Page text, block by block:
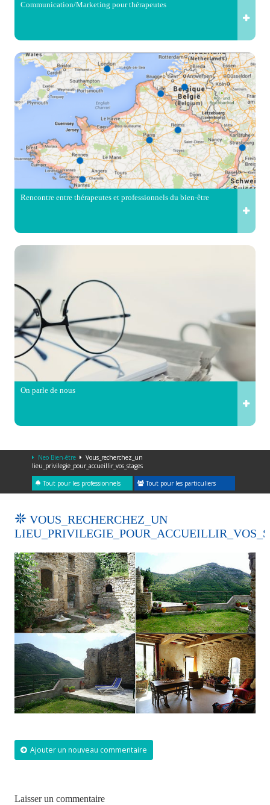
Communication/Marketing pour thérapeutes
Rencontre entre thérapeutes et professionnels du bien-être
On parle de nous
Neo Bien-être
Vous_recherchez_un
lieu_privilegie_pour_accueillir_vos_stages
Tout pour les professionnels Tout pour les particuliers
VOUS_RECHERCHEZ_UN
Ajouter un nouveau commentaire
Laisser un commentaire